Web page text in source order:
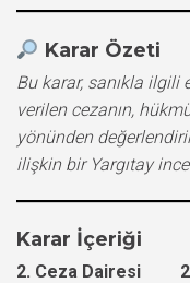
Karar Özeti
Bu karar, sanıkla ilgili
verilen cezanın,
yönünden
ilişkin bir Yargıtay
Karar İçeriği
2. Ceza Dairesi